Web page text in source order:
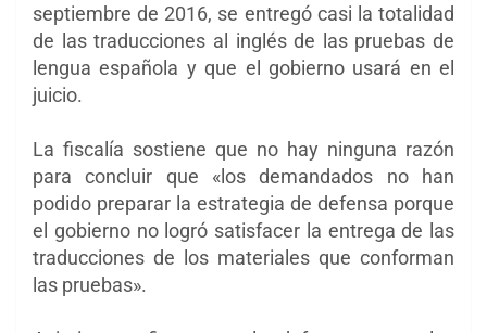
septiembre de 2016, se entregó casi la totalidad
de las traducciones al inglés de laspruebas de
lengua española y que el gobierno usará en el
juicio.
La fiscalía sostiene que no hay ninguna razón
para concluir que «los demandados no han
podido preparar la estrategia de defensa porque
el gobierno no logró satisfacer la entrega de las
traducciones de los materiales que conforman
las pruebas».